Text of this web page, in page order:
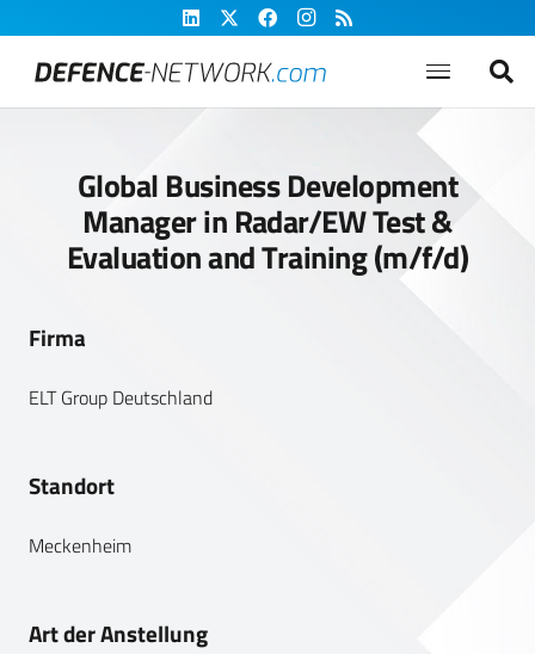
Global Business Development
Manager in Radar/EW Test &
Evaluation and Training (m/f/d)
Firma
ELT Group Deutschland
Standort
Meckenheim
Art der Anstellung